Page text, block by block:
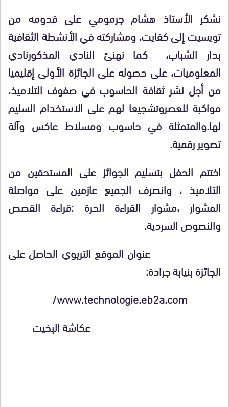
نشكر الأستاذ هشام جرمومي على قدومه من
تويسيت إلى كفايت، ومشاركته في الأنشطة الثقافية
بدار الشباب، كما نهنئ النادي المذكورنادي
المعلوميات، على حصوله على الجائزة الأولى إقليميا
من أجل نشر ثقافة الحاسوب في صفوف التلاميذ،
مواكبة للعصروتشجيعا لهم على الاستخدام السليم
لها.والمتمثلة في حاسوب ومسلاط عاكس وآلة
تصوير رقمية.
اختتم الحفل بتسليم الجوائز على المستحقين من
التلاميذ ، وانصرف الجميع عازمين على مواصلة
المشوار ،مشوار القراءة الحرة :قراءة القصص
والنصوص السردية.
عنوان الموقع التربوي الحاصل على
الجائزة بنيابة جرادة:
عكاشة البخيت